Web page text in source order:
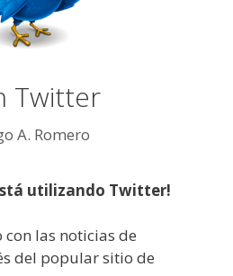
Twitter
A. Romero
utilizando Twitter!
las noticias de
del popular sitio de